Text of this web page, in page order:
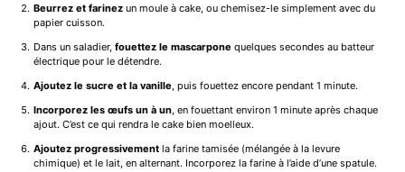
Beurrez et farinezun moule à cake, ou chemisez-le simplement avec du
papier cuisson.
Dans un saladier, fouettez le mascarpone quelques secondes au batteur
électrique pour le détendre.
Ajoutez le sucre et la vanille , puis fouettez encore pendant 1 minute.
Incorporez les œufs un à un, en fouettant environ 1 minute après chaque
ajout. C’est ce qui rendra le cake bien moelleux.
Ajoutez progressivementla farine tamisée (mélangée à la levure
chimique) et le lait, en alternant. Incorporez la farine à l’aide d’une spatule.